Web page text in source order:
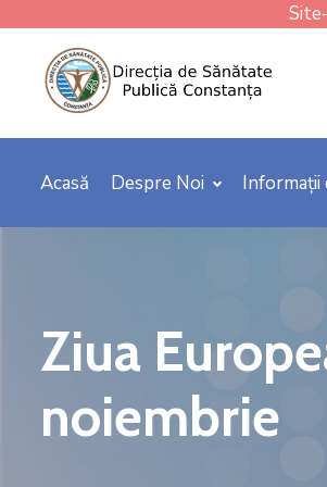
Acasă Despre Noi Informații
Ziua
noiembrie